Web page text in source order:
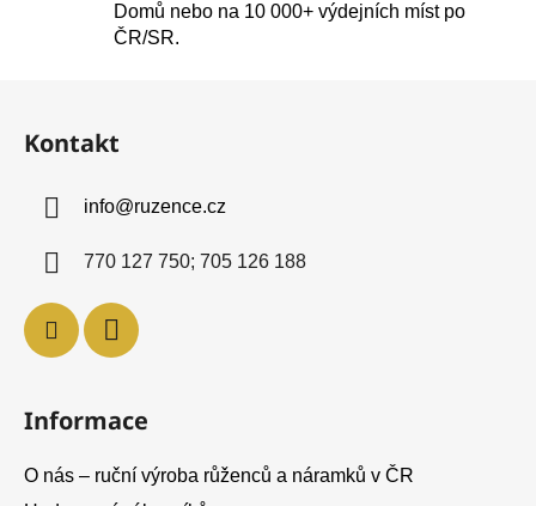
Domů nebo na 10 000+ výdejních míst po
ČR/SR.
Kontakt
info@ruzence.cz
770 127 750; 705 126 188
Informace
O nás – ruční výroba růženců a náramků v ČR